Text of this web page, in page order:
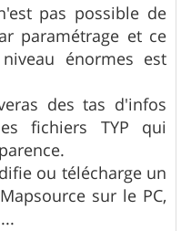
pas possible de
paramétrage et ce
énormes est
des tas d'infos
fichiers TYP qui
ou télécharge un
sur le PC,